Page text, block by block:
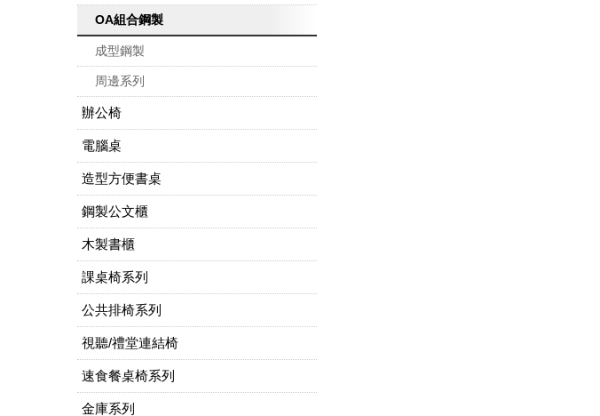
OA組合鋼製
成型鋼製
周邊系列
辦公椅
電腦桌
造型方便書桌
鋼製公文櫃
木製書櫃
課桌椅系列
公共排椅系列
視聽/禮堂連結椅
速食餐桌椅系列
金庫系列